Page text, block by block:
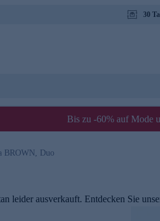
30
Bis zu -60% auf Mode
BROWN, Duo
leider ausverkauft. Entdecken Sie